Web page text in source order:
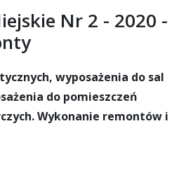
Nr 2 - 2020 -
wyposażenia do sal
do pomieszczeń
Wykonanie remontów i